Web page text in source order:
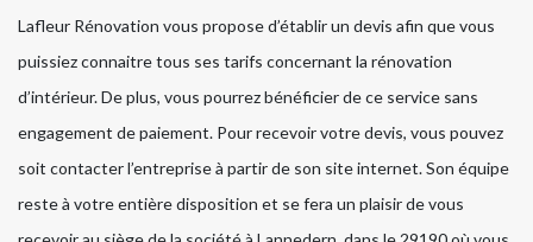
Lafleur Rénovation vous propose d’établir un devis afin que vous
puissiez connaitre tous ses tarifs concernant la rénovation
d’intérieur. De plus, vous pourrez bénéficier de ce service sans
engagement de paiement. Pour recevoir votre devis, vous pouvez
soit contacter l’entreprise à partir de son site internet. Son équipe
reste à votre entière disposition et se fera un plaisir de vous